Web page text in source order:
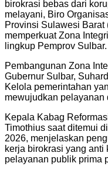
birokrasi bebas dari
melayani, Biro
Provinsi Sulawesi Barat
memperkuat Zona
lingkup Pemprov Sulbar.
Pembangunan Zona
Gubernur Sulbar,
Kelola pemerintahan
mewujudkan pelayanan
Kepala Kabag
Timothius saat ditemui
2026, menjelaskan
kerja birokrasi yang
pelayanan publik prima